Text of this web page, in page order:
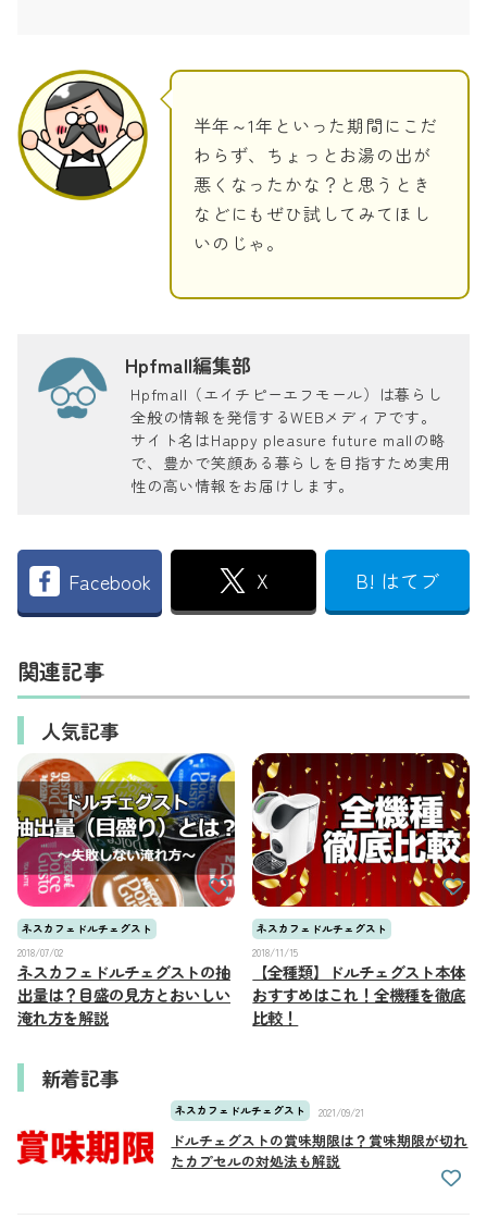
半年～1年といった期間にこだ
わらず、ちょっとお湯の出が
悪くなったかな？と思うとき
などにもぜひ試してみてほし
いのじゃ。
Hpfmall編集部
Hpfmall（エイチピーエフモール）は暮らし
全般の情報を発信するWEBメディアです。
サイト名はHappy pleasure future mallの略
で、豊かで笑顔ある暮らしを目指すため実用
性の高い情報をお届けします。
Facebook X B! はてブ
関連記事
人気記事
ネスカフェドルチェグスト
2018/07/02
ネスカフェドルチェグストの抽
出量は？目盛の見方とおいしい
淹れ方を解説
ネスカフェドルチェグスト
2018/11/15
【全種類】ドルチェグスト本体
おすすめはこれ！全機種を徹底
比較！
新着記事
ネスカフェドルチェグスト 2021/09/21
ドルチェグストの賞味期限は？賞味期限が切れ
たカプセルの対処法も解説